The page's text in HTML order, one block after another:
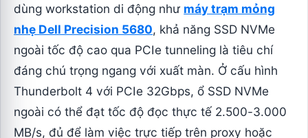
dùng workstation di động như máy trạm mỏng
nhẹ Dell Precision 5680, khả năng SSD NVMe
ngoài tốc độ cao qua PCIe tunneling là tiêu chí
đáng chú trọng ngang với xuất màn. Ở cấu hình
Thunderbolt 4 với PCIe 32Gbps, ổ SSD NVMe
ngoài có thể đạt tốc độ đọc thực tế 2.500-3.000
MB/s, đủ để làm việc trực tiếp trên proxy hoặc